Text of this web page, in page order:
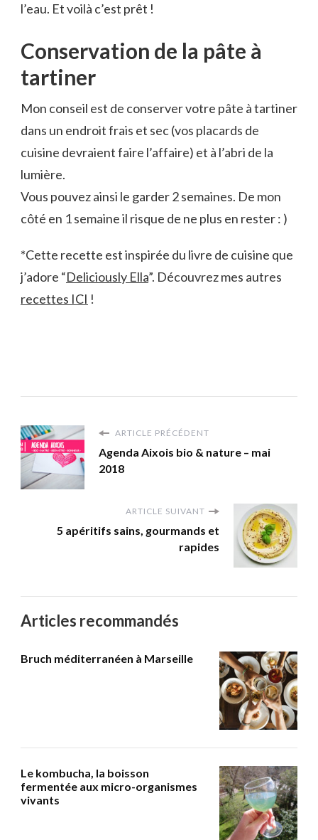
l’eau. Et voilà c’est prêt !
Conservation de la pâte à
tartiner
Mon conseil est de conserver votre pâte à tartiner
dans un endroit frais et sec (vos placards de
cuisine devraient faire l’affaire) et à l’abri de la
lumière.
Vous pouvez ainsi le garder 2 semaines. De mon
côté en 1 semaine il risque de ne plus en rester : )
*Cette recette est inspirée du livre de cuisine que
j’adore “Deliciously Ella”. Découvrez mes autres
recettes ICI !
ARTICLE PRÉCÉDENT
Agenda Aixois bio & nature – mai
2018
ARTICLE SUIVANT
5 apéritifs sains, gourmands et
rapides
Articles recommandés
Bruch méditerranéen à Marseille
Le kombucha, la boisson
fermentée aux micro-organismes
vivants